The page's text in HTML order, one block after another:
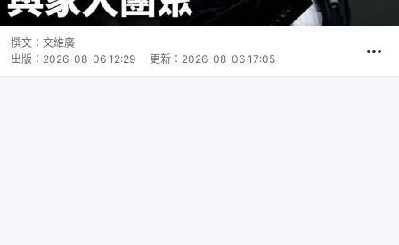
撰文： 文維廣
出版： 2026-08-06 12:29 更新： 2026-08-06 17:05